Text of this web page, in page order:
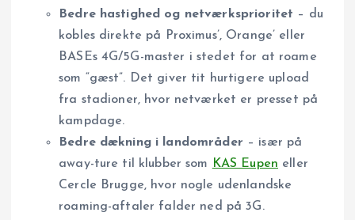
Bedre hastighed og netværksprioritet – du
kobles direkte på Proximus’, Orange’ eller
BASEs 4G/5G-master i stedet for at roame
som “gæst”. Det giver tit hurtigere upload
fra stadioner, hvor netværket er presset på
kampdage.
Bedre dækning i landområder – især på
away-ture til klubber som
KAS Eupen eller
Cercle Brugge, hvor nogle udenlandske
roaming-aftaler falder ned på 3G.